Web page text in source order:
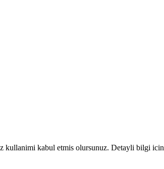
kullanimi kabul etmis olursunuz. Detayli bilgi icin